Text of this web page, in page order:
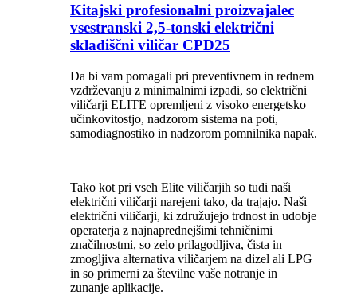
Kitajski profesionalni proizvajalec
vsestranski 2,5-tonski električni
skladiščni viličar CPD25
Da bi vam pomagali pri preventivnem in rednem
vzdrževanju z minimalnimi izpadi, so električni
viličarji ELITE opremljeni z visoko energetsko
učinkovitostjo, nadzorom sistema na poti,
samodiagnostiko in nadzorom pomnilnika napak.
Tako kot pri vseh Elite viličarjih so tudi naši
električni viličarji narejeni tako, da trajajo. Naši
električni viličarji, ki združujejo trdnost in udobje
operaterja z najnaprednejšimi tehničnimi
značilnostmi, so zelo prilagodljiva, čista in
zmogljiva alternativa viličarjem na dizel ali LPG
in so primerni za številne vaše notranje in
zunanje aplikacije.